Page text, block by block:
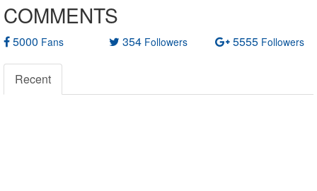
COMMENTS
5000 Fans 354 Followers 5555 Followers
Recent